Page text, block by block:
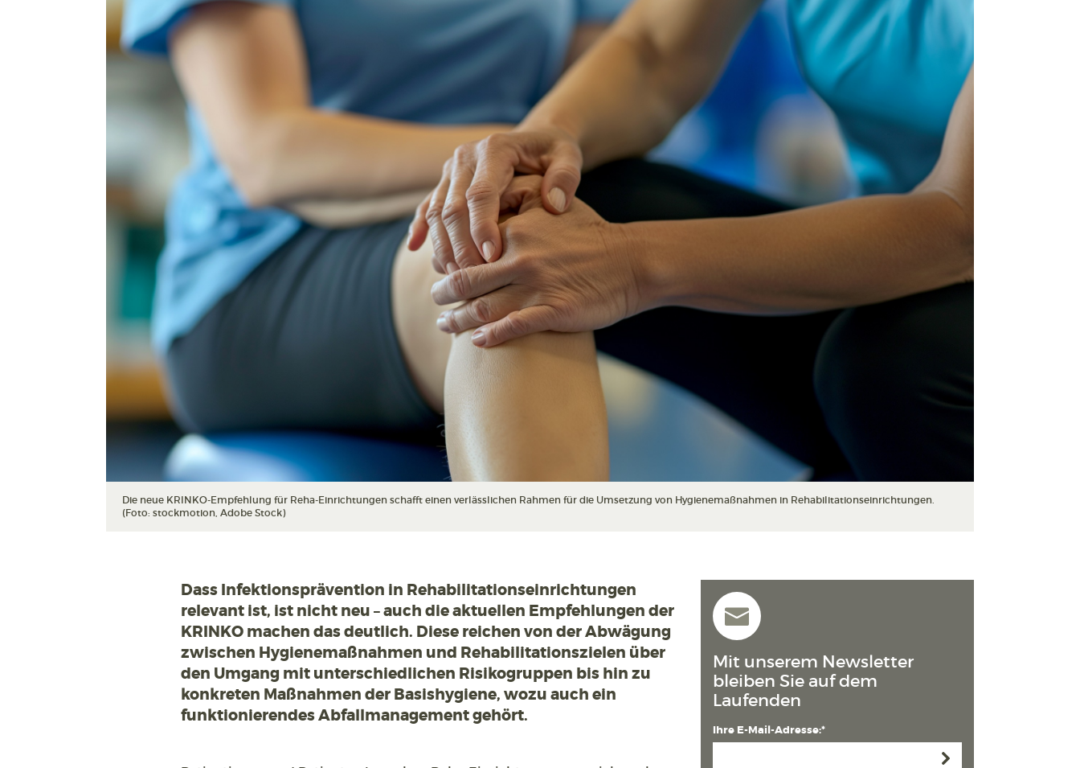
Die neue KRINKO-Empfehlung für Reha-Einrichtungen schafft einen verlässlichen Rahmen für die Umsetzung von Hygienemaßnahmen in Rehabilitationseinrichtungen.
(Foto: stockmotion, Adobe Stock)
Dass Infektionsprävention in Rehabilitationseinrichtungen
relevant ist, ist nicht neu – auch die aktuellen Empfehlungen der
KRINKO machen das deutlich. Diese reichen von der Abwägung
zwischen Hygienemaßnahmen und Rehabilitationszielen über
den Umgang mit unterschiedlichen Risikogruppen bis hin zu
konkreten Maßnahmen der Basishygiene, wozu auch ein
funktionierendes Abfallmanagement gehört.
Mit unserem Newsletter
bleiben Sie auf dem
Laufenden
Ihre E-Mail-Adresse:*